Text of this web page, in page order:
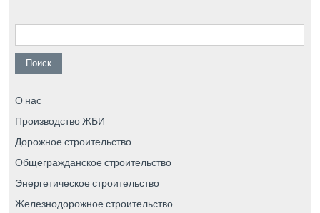
Найти:
О нас
Производство ЖБИ
Дорожное строительство
Общегражданское строительство
Энергетическое строительство
Железнодорожное строительство